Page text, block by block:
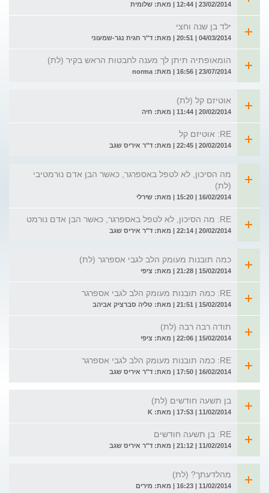
23/02/2014 | 12:44 | מאת: שלומית
ילד בן שנה וחצי
04/03/2014 | 20:51 | מאת: ד"ר חגית נגר-שמעוני
הומאופתיה תיתן לך מענה לחבטות הראש בקיר (לת)
23/07/2014 | 16:56 | מאת: norma
אוטיזם קל (לת)
20/02/2014 | 11:44 | מאת: חיה
RE: אוטיזם קל
20/02/2014 | 22:45 | מאת: ד"ר איריס שגב
מה הסיכון, לא לטפל באספרגר, כאשר הבן אדם נורמטיבי
(לת)
16/02/2014 | 15:20 | מאת: שירלי
RE: מה הסיכון, לא לטפל באספרגר, כאשר הבן אדם נורמט
20/02/2014 | 22:14 | מאת: ד"ר איריס שגב
כמה תובנות מעומק הלב לגבי אספרגר (לת)
15/02/2014 | 21:28 | מאת: ציפי
RE: כמה תובנות מעומק הלב לגבי אספרגר
15/02/2014 | 21:51 | מאת: טליה סברציק אביהב
תודה רבה רבה (לת)
15/02/2014 | 22:06 | מאת: ציפי
RE: כמה תובנות מעומק הלב לגבי אספרגר
16/02/2014 | 17:50 | מאת: ד"ר איריס שגב
בן תשעה חודשים (לת)
11/02/2014 | 17:53 | מאת: K
RE: בן תשעה חודשים
11/02/2014 | 21:12 | מאת: ד"ר איריס שגב
מהלדעתך? (לת)
11/02/2014 | 16:23 | מאת: מירים